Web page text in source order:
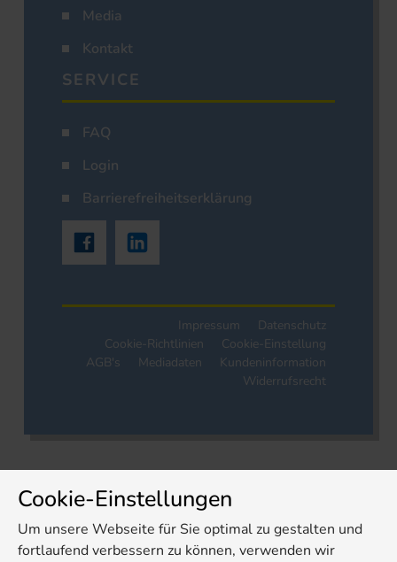
Media
Kontakt
SERVICE
FAQ
Login
Barrierefreiheitserklärung
Impressum
Datenschutz
Cookie-Richtlinien
Cookie-Einstellung
AGB's
Mediadaten
Kundeninformation
Widerrufsrecht
Cookie-Einstellungen
Um unsere Webseite für Sie optimal zu gestalten und
fortlaufend verbessern zu können, verwenden wir